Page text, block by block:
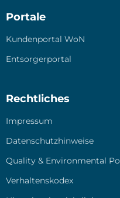
Portale
Kun­den­por­tal WoN
Ent­sor­ger­por­tal
Rechtliches
Impres­sum
Daten­schutz­hin­wei­se
Qua­li­ty & Envi­ron­men­tal
Ver­hal­tens­ko­dex